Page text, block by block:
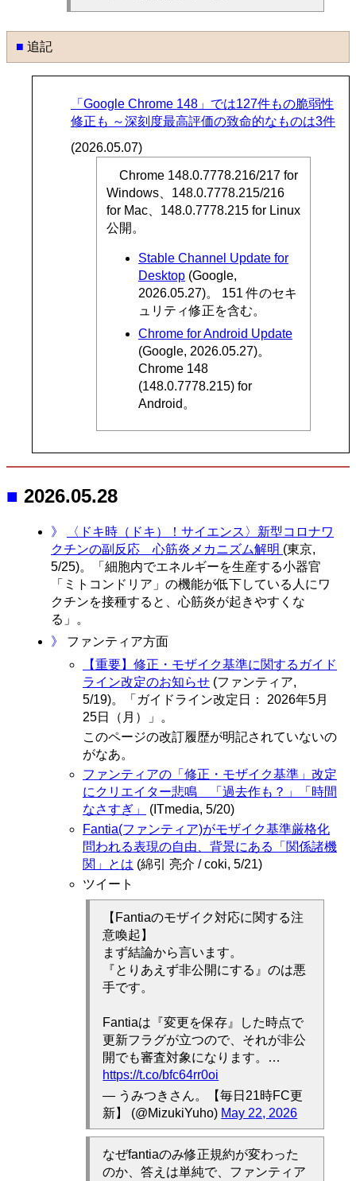
■ 追記
「Google Chrome 148」では127件もの脆弱性
修正も ～深刻度最高評価の致命的なものは3件
(2026.05.07)
Chrome 148.0.7778.216/217 for
Windows、148.0.7778.215/216
for Mac、148.0.7778.215 for Linux
公開。
Stable Channel Update for
Desktop (Google,
2026.05.27)。 151 件のセキ
ュリティ修正を含む。
Chrome for Android Update
(Google, 2026.05.27)。
Chrome 148
(148.0.7778.215) for
Android。
■ 2026.05.28
》
〈ドキ時（ドキ）！サイエンス〉新型コロナワ
クチンの副反応 心筋炎メカニズム解明 (東京,
5/25)。「細胞内でエネルギーを生産する小器官
「ミトコンドリア」の機能が低下している人にワ
クチンを接種すると、心筋炎が起きやすくな
る」。
》
ファンティア方面
【重要】修正・モザイク基準に関するガイド
ライン改定のお知らせ (ファンティア,
5/19)。「ガイドライン改定日： 2026年5月
25日（月）」。
このページの改訂履歴が明記されていないの
がなあ。
ファンティアの「修正・モザイク基準」改定
にクリエイター悲鳴 「過去作も？」「時間
なさすぎ」
(ITmedia, 5/20)
Fantia(ファンティア)がモザイク基準厳格化
問われる表現の自由、背景にある「関係諸機
関」とは (綿引 亮介 / coki, 5/21)
ツイート
【Fantiaのモザイク対応に関する注
意喚起】
まず結論から言います。
『とりあえず非公開にする』のは悪
手です。
Fantiaは『変更を保存』した時点で
更新フラグが立つので、それが非公
開でも審査対象になります。…
https://t.co/bfc64rr0oi
— うみつきさん。【毎日21時FC更
新】 (@MizukiYuho) May 22, 2026
なぜfantiaのみ修正規約が変わった
のか、答えは単純で、ファンティア